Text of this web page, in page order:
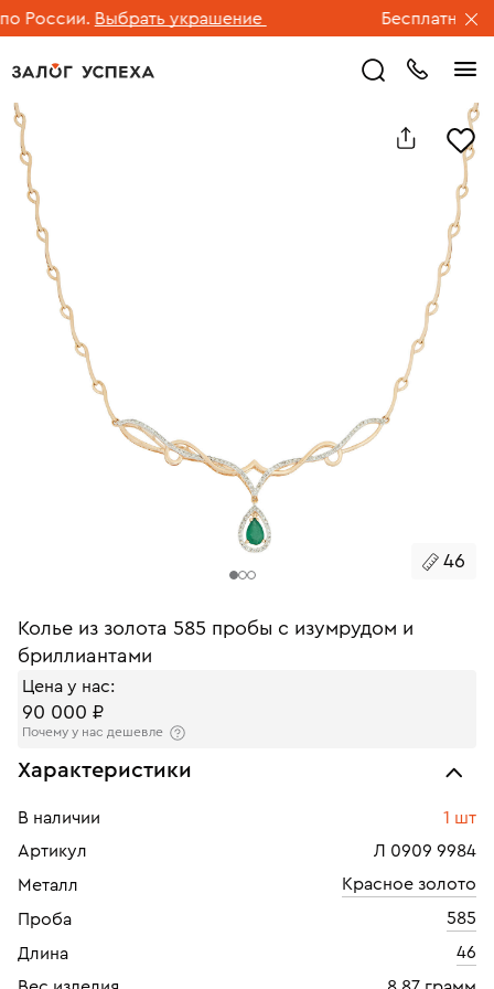
России. Выбрать украшение Бесплатная
46
Колье из золота 585 пробы с изумрудом и
бриллиантами
Цена у нас:
90 000 ₽
Почему у нас дешевле
Характеристики
В наличии
1 шт
Артикул
Л 0909 9984
Металл
Красное золото
Проба
585
Длина
46